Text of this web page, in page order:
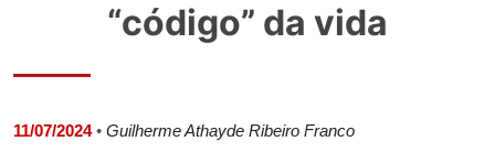
“código” da vida
11/07/2024• Guilherme Athayde Ribeiro Franco